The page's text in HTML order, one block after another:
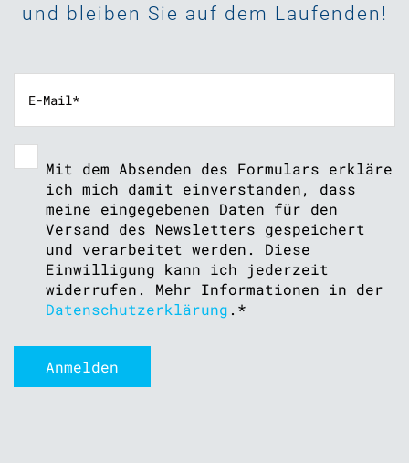
und bleiben Sie auf dem Laufenden!
Mit dem Absenden des Formulars erkläre
ich mich damit einverstanden, dass
meine eingegebenen Daten für den
Versand des Newsletters gespeichert
und verarbeitet werden. Diese
Einwilligung kann ich jederzeit
widerrufen. Mehr Informationen in der
Datenschutzerklärung . *